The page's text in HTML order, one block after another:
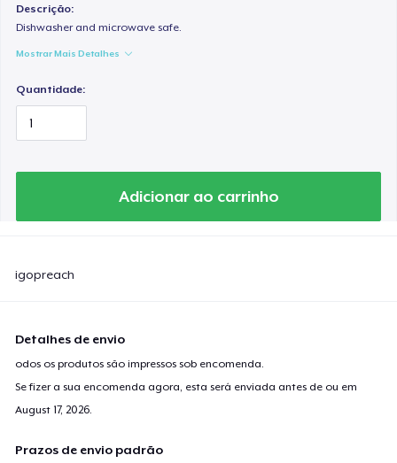
Descrição:
Dishwasher and microwave safe.
Mostrar Mais Detalhes
Quantidade:
Adicionar ao carrinho
igopreach
Detalhes de envio
odos os produtos são impressos sob encomenda.
Se fizer a sua encomenda agora, esta será enviada antes de ou em
August 17, 2026
Prazos de envio padrão